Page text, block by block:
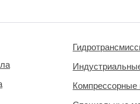
Компрессорные